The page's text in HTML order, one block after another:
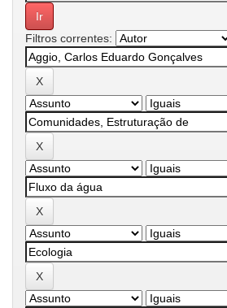
Filtros correntes: